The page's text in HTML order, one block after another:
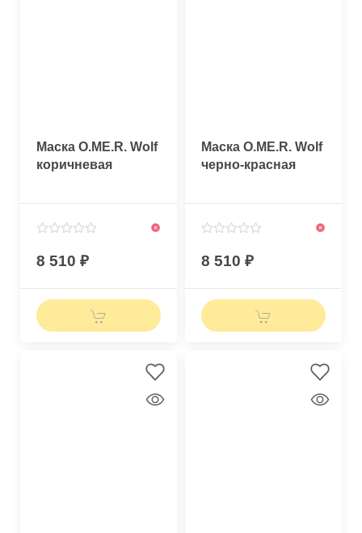
Маска O.ME.R. Wolf
коричневая
8 510
Маска O.ME.R. Wolf
черно-красная
8 510